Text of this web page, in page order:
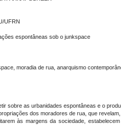
UFRN
espontâneas sob o junkspace
moradia de rua, anarquismo
sobre as urbanidades espontâneas e o
dos moradores de rua, que
às margens da sociedade,